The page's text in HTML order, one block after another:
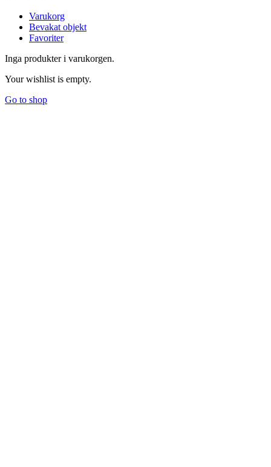
Varukorg
Bevakat objekt
Favoriter
Inga produkter i varukorgen.
Your wishlist is empty.
Go to shop